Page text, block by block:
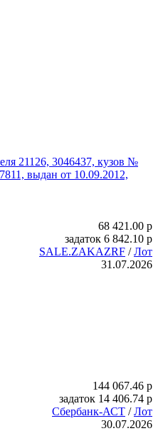
21126, 3046437, кузов №
выдан от 10.09.2012,
68 421.00 p
задаток 6 842.10 p
SALE.ZAKAZRF /Лот
31.07.2026
144 067.46 p
задаток 14 406.74 p
Сбербанк-АСТ /Лот
30.07.2026